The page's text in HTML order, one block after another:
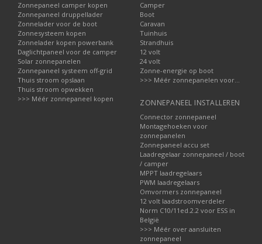
Zonnepaneel camper kopen
Zonnepaneel druppellader
Zonnelader voor de boot
Zonnesysteem kopen
Zonnelader kopen powerbank
Daglichtpaneel voor de camper
Solar zonnepanelen
Zonnepaneel systeem off-grid
Thuis stroom opslaan
Thuis stroom opwekken
>>> Méér zonnepaneel kopen
Camper
Boot
Caravan
Tuinhuis
Strandhuis
12 volt
24 volt
Zonne-energie op boot
>>> Méér zonnepanelen voor...
ZONNEPANEEL INSTALLEREN
Connector zonnepaneel
Montagehoeken voor
zonnepanelen
Zonnepaneel accu set
Laadregelaar zonnepaneel / boot
/ camper
MPPT laadregelaars
PWM laadregelaars
Omvormers zonnepaneel
12 volt laadstroomverdeler
Norm C10/11ed.2.2 voor ESS in
België
>>> Méér over aansluiten
zonnepaneel